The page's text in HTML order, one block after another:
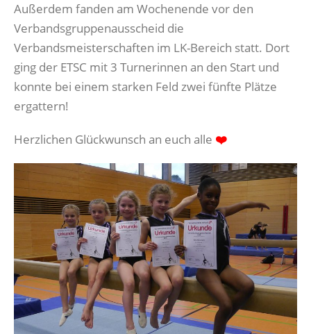
Außerdem fanden am Wochenende vor den
Verbandsgruppenausscheid die
Verbandsmeisterschaften im LK-Bereich statt. Dort
ging der ETSC mit 3 Turnerinnen an den Start und
konnte bei einem starken Feld zwei fünfte Plätze
ergattern!
Herzlichen Glückwunsch an euch alle ❤️